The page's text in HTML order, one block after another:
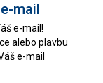
mail
e-mail!
alebo plavbu
e-mail